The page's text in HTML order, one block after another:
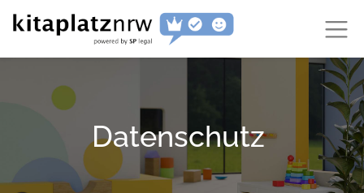
Datenschutz